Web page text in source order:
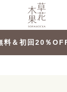
料＆初回20％